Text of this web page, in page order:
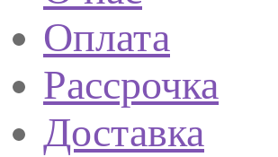
Оплата
Рассрочка
Доставка